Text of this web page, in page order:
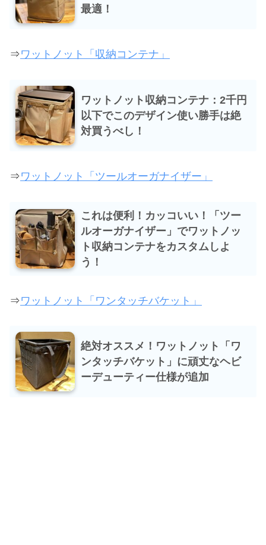
最適！
⇒ワットノット「収納コンテナ」
ワットノット収納コンテナ：2千円
以下でこのデザイン使い勝手は絶
対買うべし！
⇒ワットノット「ツールオーガナイザー」
これは便利！カッコいい！「ツー
ルオーガナイザー」でワットノッ
ト収納コンテナをカスタムしよ
う！
⇒ワットノット「ワンタッチバケット」
絶対オススメ！ワットノット「ワ
ンタッチバケット」に頑丈なヘビ
ーデューティー仕様が追加